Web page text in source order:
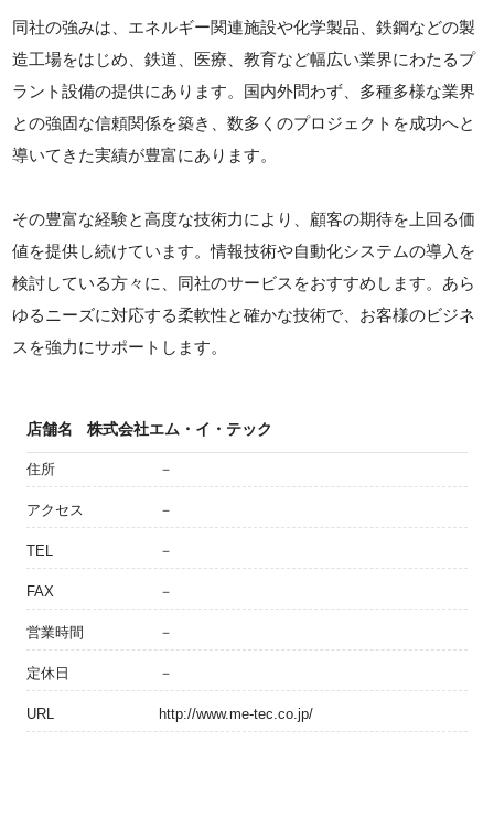
同社の強みは、エネルギー関連施設や化学製品、鉄鋼などの製
造工場をはじめ、鉄道、医療、教育など幅広い業界にわたるプ
ラント設備の提供にあります。国内外問わず、多種多様な業界
との強固な信頼関係を築き、数多くのプロジェクトを成功へと
導いてきた実績が豊富にあります。
その豊富な経験と高度な技術力により、顧客の期待を上回る価
値を提供し続けています。情報技術や自動化システムの導入を
検討している方々に、同社のサービスをおすすめします。あら
ゆるニーズに対応する柔軟性と確かな技術で、お客様のビジネ
スを強力にサポートします。
店舗名 株式会社エム・イ・テック
住所 －
アクセス －
TEL －
FAX －
営業時間 －
定休日 －
URL http://www.me-tec.co.jp/